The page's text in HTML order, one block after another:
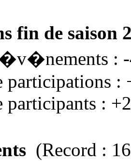
fin de saison
:
participations :
participants :
(Record :